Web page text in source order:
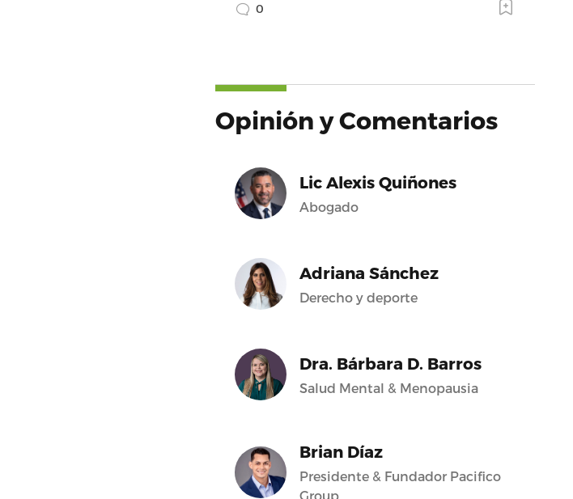
0
Opinión y Comentarios
Lic Alexis Quiñones
Abogado
Adriana Sánchez
Derecho y deporte
Dra. Bárbara D. Barros
Salud Mental & Menopausia
Brian Díaz
Presidente & Fundador Pacifico
Group